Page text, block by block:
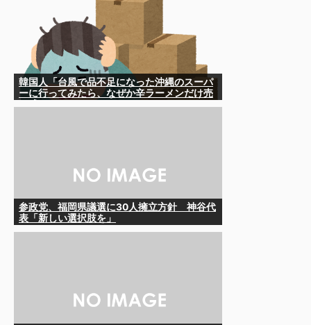
韓国人「台風で品不足になった沖縄のスーパ
ーに行ってみたら、なぜか辛ラーメンだけ売
参政党、福岡県議選に30人擁立方針 神谷代
表「新しい選択肢を」